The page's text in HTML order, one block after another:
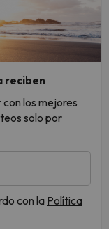
reciben
los mejores
solo por
con la Política